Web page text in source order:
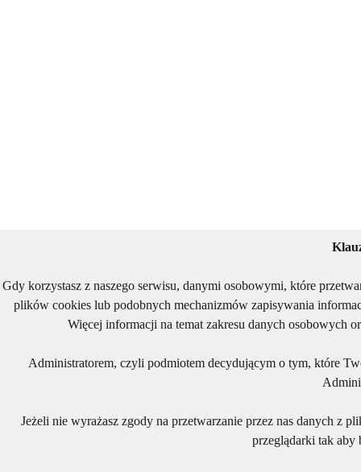
Gdy korzystasz z naszego serwisu, danymi osobowymi, które
plików cookies lub podobnych mechanizmów zapisywania
Więcej informacji na temat zakresu danych osobowych
Administratorem, czyli podmiotem decydującym o tym, które
Jeżeli nie wyrażasz zgody na przetwarzanie przez nas danych z
przeglądarki tak aby